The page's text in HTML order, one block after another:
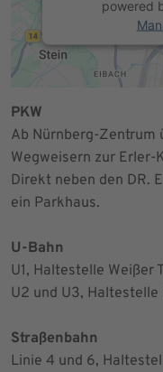
powered
PKW
Ab Nürnberg-Zentrum
Wegweisern zur Erler-
Direkt neben den DR.
ein Parkhaus.
U-Bahn
U1, Haltestelle Weißer
U2 und U3, Haltestelle
Straßenbahn
Linie 4 und 6,